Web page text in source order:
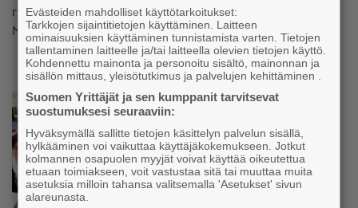
ryhtyivät yrittäjiksi koululaisina. Teresa perusti
Marsumarketin ja Eemeli metsäalan yrityksen.
Evästeiden mahdolliset käyttötarkoitukset:
Tarkkojen sijaintitietojen käyttäminen. Laitteen
ominaisuuksien käyttäminen tunnistamista varten. Tietojen
tallentaminen laitteelle ja/tai laitteella olevien tietojen käyttö.
Kohdennettu mainonta ja personoitu sisältö, mainonnan ja
sisällön mittaus, yleisötutkimus ja palvelujen kehittäminen .
Suomen Yrittäjät ja sen kumppanit tarvitsevat
suostumuksesi seuraaviin:
Hyväksymällä sallitte tietojen käsittelyn palvelun sisällä,
hylkääminen voi vaikuttaa käyttäjäkokemukseen. Jotkut
kolmannen osapuolen myyjät voivat käyttää oikeutettua
etuaan toimiakseen, voit vastustaa sitä tai muuttaa muita
asetuksia milloin tahansa valitsemalla 'Asetukset' sivun
alareunasta.